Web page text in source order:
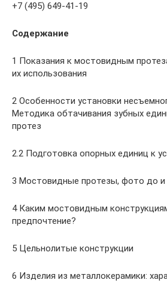
+7 (495) 649-41-19
Содержание
1 Показания к мостовидным
их использования
2 Особенности установки
Методика обтачивания зубных
протез
2.2 Подготовка опорных единиц к
3 Мостовидные протезы, фото до и
4 Каким мостовидным
предпочтение?
5 Цельнолитые конструкции
6 Изделия из металлокерамики: